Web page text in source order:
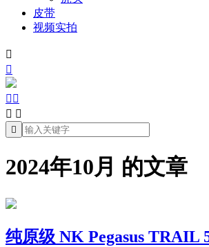
皮带
视频实拍


 
 

2024年10月 的文章
纯原级 NK Pegasus TRAIL